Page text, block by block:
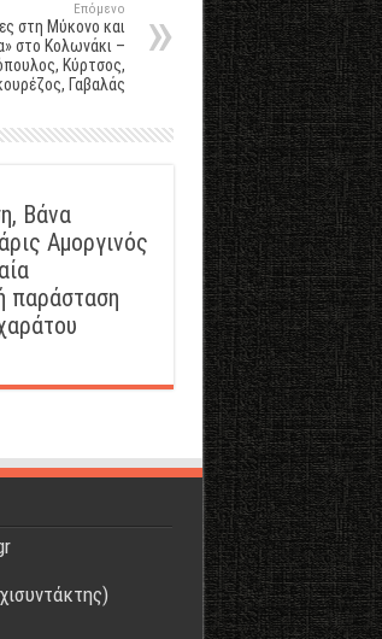
Επόμενο
στη Μύκονο και
στο Κολωνάκι –
Κύρτσος,
Γαβαλάς
Βάνα
Αμοργινός
παράσταση